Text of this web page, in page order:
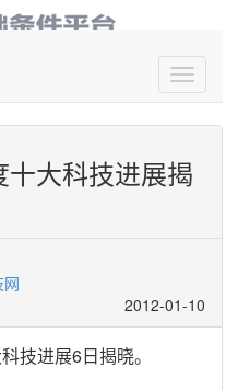
大科技进展揭
网
2012-01-10
技进展6日揭晓。